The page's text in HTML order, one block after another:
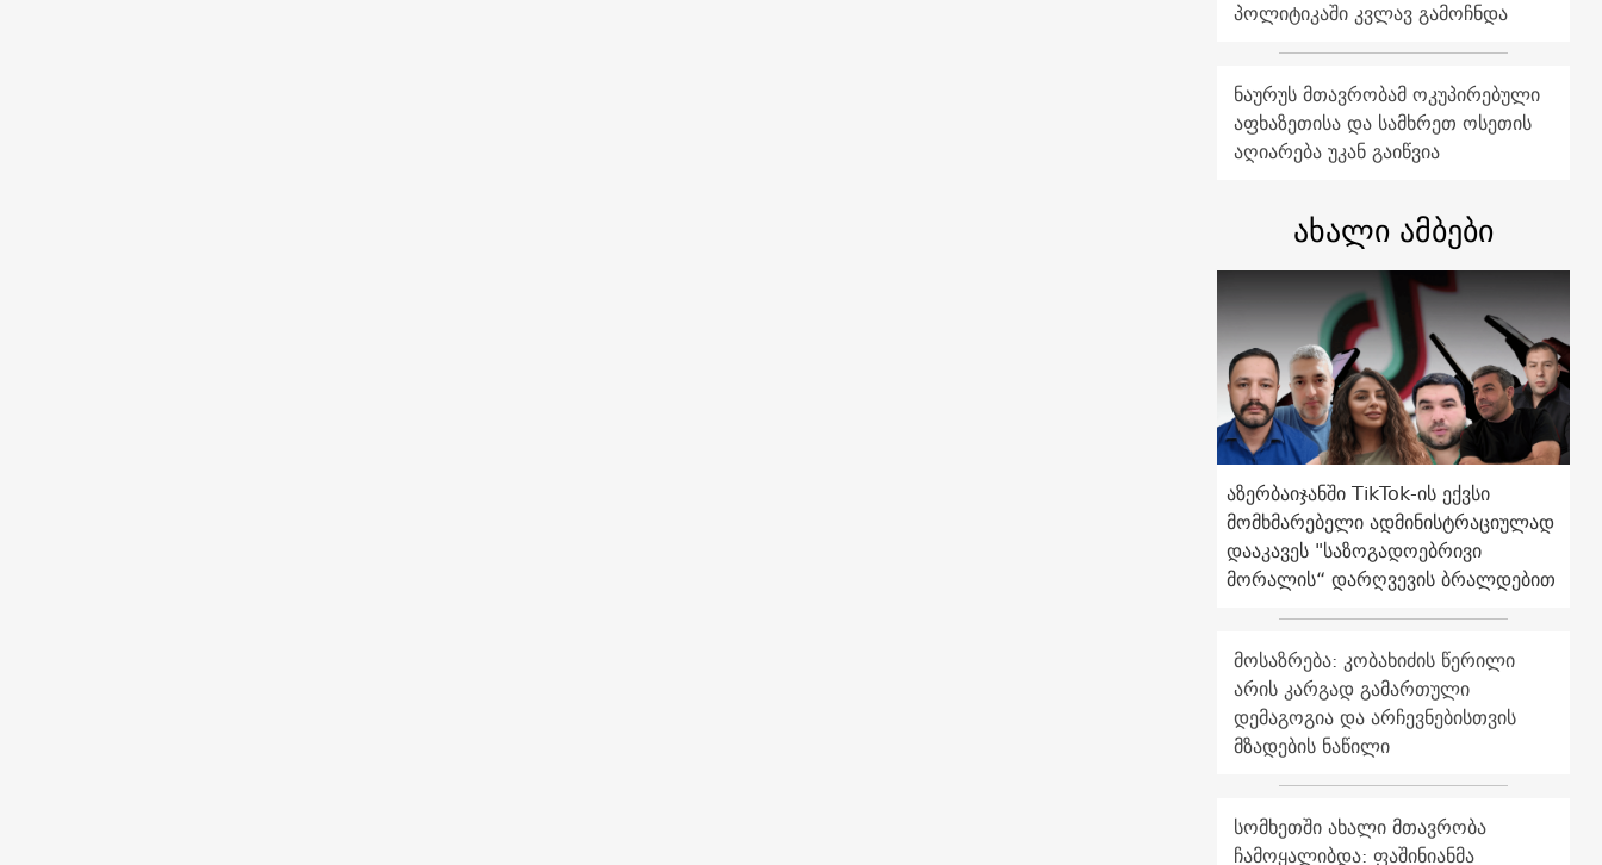
პოლიტიკაში კვლავ გამოჩნდა
ნაურუს მთავრობამ ოკუპირებული
აფხაზეთისა და სამხრეთ ოსეთის
აღიარება უკან გაიწვია
ახალი ამბები
აზერბაიჯანში TikTok-ის ექვსი
მომხმარებელი ადმინისტრაციულად
დააკავეს "საზოგადოებრივი
მორალის“ დარღვევის ბრალდებით
მოსაზრება: კობახიძის წერილი
არის კარგად გამართული
დემაგოგია და არჩევნებისთვის
მზადების ნაწილი
სომხეთში ახალი მთავრობა
ჩამოყალიბდა: ფაშინიანმა